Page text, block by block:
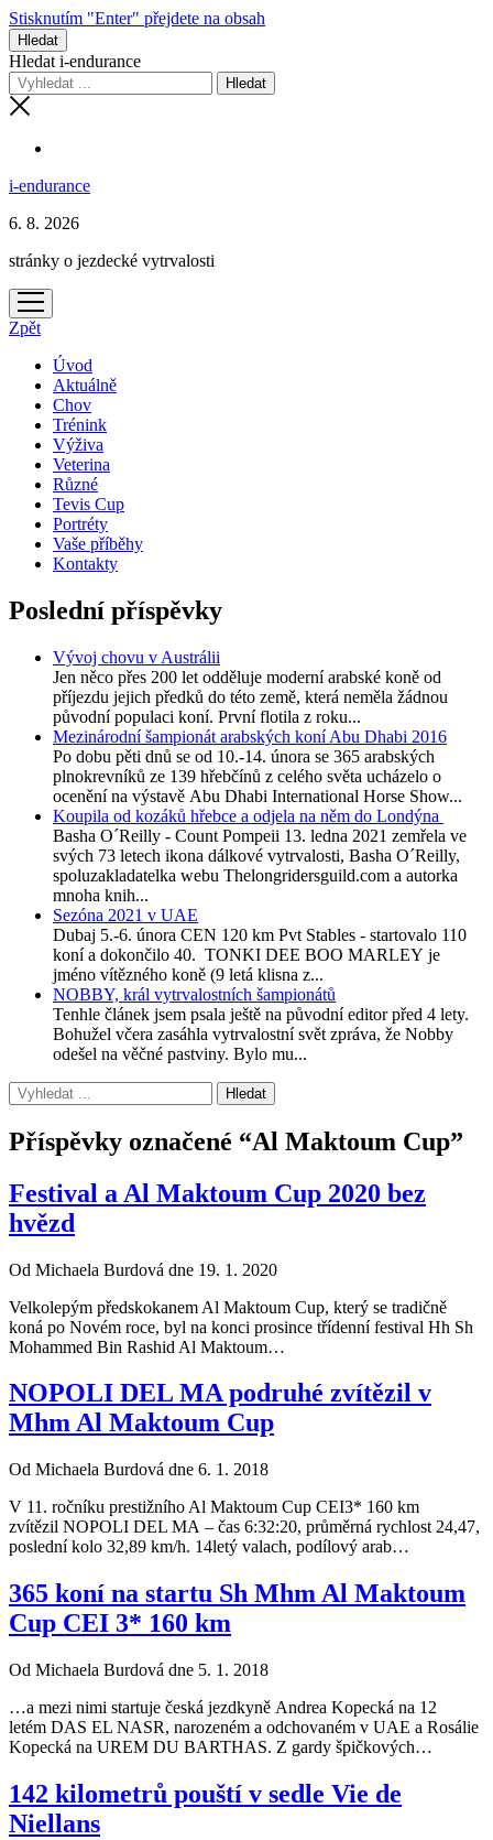
Stisknutím "Enter" přejdete na obsah
Hledat
Hledat i-endurance
i-endurance
6. 8. 2026
stránky o jezdecké vytrvalosti
otevřít
menu
Zpět
Úvod
Aktuálně
Chov
Trénink
Výživa
Veterina
Různé
Tevis Cup
Portréty
Vaše příběhy
Kontakty
Poslední příspěvky
Vývoj chovu v Austrálii
Jen něco přes 200 let odděluje moderní arabské koně od
příjezdu jejich předků do této země, která neměla žádnou
původní populaci koní. První flotila z roku...
Mezinárodní šampionát arabských koní Abu Dhabi 2016
Po dobu pěti dnů se od 10.-14. února se 365 arabských
plnokrevníků ze 139 hřebčínů z celého světa ucházelo o
ocenění na výstavě Abu Dhabi International Horse Show...
Koupila od kozáků hřebce a odjela na něm do Londýna
Basha O´Reilly - Count Pompeii 13. ledna 2021 zemřela ve
svých 73 letech ikona dálkové vytrvalosti, Basha O´Reilly,
spoluzakladatelka webu Thelongridersguild.com a autorka
mnoha knih...
Sezóna 2021 v UAE
Dubaj 5.-6. února CEN 120 km Pvt Stables - startovalo 110
koní a dokončilo 40. TONKI DEE BOO MARLEY je
jméno vítězného koně (9 letá klisna z...
NOBBY, král vytrvalostních šampionátů
Tenhle článek jsem psala ještě na původní editor před 4 lety.
Bohužel včera zasáhla vytrvalostní svět zpráva, že Nobby
odešel na věčné pastviny. Bylo mu...
Příspěvky označené “Al Maktoum Cup”
Festival a Al Maktoum Cup 2020 bez
hvězd
Od Michaela Burdová dne 19. 1. 2020
Velkolepým předskokanem Al Maktoum Cup, který se tradičně
koná po Novém roce, byl na konci prosince třídenní festival Hh Sh
Mohammed Bin Rashid Al Maktoum…
NOPOLI DEL MA podruhé zvítězil v
Mhm Al Maktoum Cup
Od Michaela Burdová dne 6. 1. 2018
V 11. ročníku prestižního Al Maktoum Cup CEI3* 160 km
zvítězil NOPOLI DEL MA – čas 6:32:20, průměrná rychlost 24,47,
poslední kolo 32,89 km/h. 14letý valach, podílový arab…
365 koní na startu Sh Mhm Al Maktoum
Cup CEI 3* 160 km
Od Michaela Burdová dne 5. 1. 2018
…a mezi nimi startuje česká jezdkyně Andrea Kopecká na 12
letém DAS EL NASR, narozeném a odchovaném v UAE a Rosálie
Kopecká na UREM DU BARTHAS. Z gardy špičkových…
142 kilometrů pouští v sedle Vie de
Niellans